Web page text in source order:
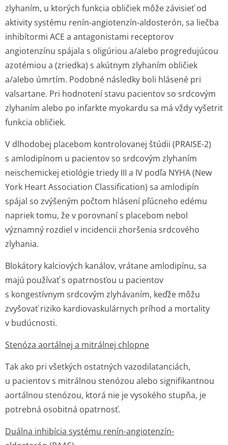
zlyhaním, u ktorých funkcia obličiek môže závisieť od
aktivity systému renín-angiotenzín-aldosterón, sa liečba
inhibítormi ACE a antagonistami receptorov
angiotenzínu spájala s oligúriou a/alebo progredujúcou
azotémiou a (zriedka) s akútnym zlyhaním obličiek
a/alebo úmrtím. Podobné následky boli hlásené pri
valsartane. Pri hodnotení stavu pacientov so srdcovým
zlyhaním alebo po infarkte myokardu sa má vždy vyšetriť
funkcia obličiek.
V dlhodobej placebom kontrolovanej štúdii (PRAISE-2)
s amlodipínom u pacientov so srdcovým zlyhaním
neischemickej etiológie triedy III a IV podľa NYHA (New
York Heart Association Classification) sa amlodipín
spájal so zvýšeným počtom hlásení pľúcneho edému
napriek tomu, že v porovnaní s placebom nebol
významný rozdiel v incidencii zhoršenia srdcového
zlyhania.
Blokátory kalciových kanálov, vrátane amlodipínu, sa
majú používať s opatrnosťou u pacientov
s kongestívnym srdcovým zlyhávaním, keďže môžu
zvyšovať riziko kardiovaskulárnych príhod a mortality
v budúcnosti.
Stenóza aortálnej a mitrálnej chlopne
Tak ako pri všetkých ostatných vazodilatanciách,
u pacientov s mitrálnou stenózou alebo signifikantnou
aortálnou stenózou, ktorá nie je vysokého stupňa, je
potrebná osobitná opatrnosť.
Duálna inhibícia systému renín-angiotenzín-